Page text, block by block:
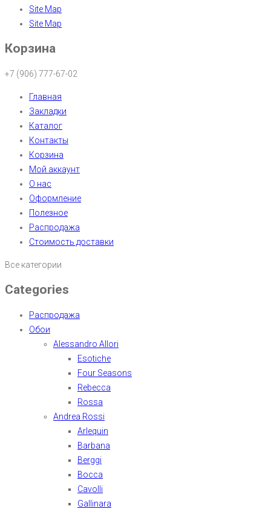
Site Map
Site Map
Корзина
+7 (906) 777-67-02
Главная
Закладки
Каталог
Контакты
Корзина
Мой аккаунт
О нас
Оформление
Полезное
Распродажа
Стоимость доставки
Все категории
Categories
Распродажа
Обои
Alessandro Allori
Esotiche
Four Seasons
Rebecca
Rossa
Andrea Rossi
Arlequin
Barbana
Berggi
Bocca
Cavolli
Gallinara